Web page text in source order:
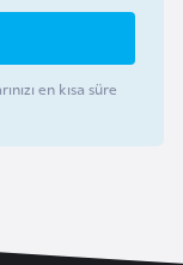
en kısa süre